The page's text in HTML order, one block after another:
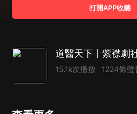
打開APP收聽
15.1k次播放 1224條聲